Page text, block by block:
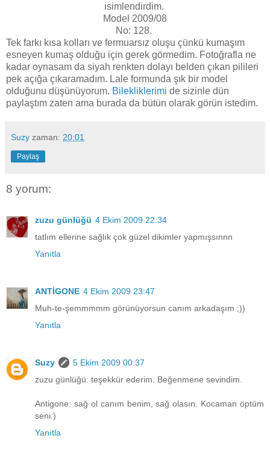
isimlendirdim.
Model 2009/08
No: 128.
Tek farkı kısa kolları ve fermuarsız oluşu çünkü kumaşım
esneyen kumaş olduğu için gerek görmedim. Fotoğrafla ne
kadar oynasam da siyah renkten dolayı belden çıkan pilileri
pek açığa çıkaramadım. Lale formunda şık bir model
olduğunu düşünüyorum. Bilekliklerimi de sizinle dün
paylaştım zaten ama burada da bütün olarak görün istedim.
Suzy zaman: 20:01
Paylaş
8 yorum:
zuzu günlüğü 4 Ekim 2009 22:34
tatlım ellerine sağlık çok güzel dikimler yapmışsınnn
Yanıtla
ANTİGONE 4 Ekim 2009 23:47
Muh-te-şemmmmm görünüyorsun canım arkadaşım ;))
Yanıtla
Suzy
5 Ekim 2009 00:37
zuzu günlüğü: teşekkür ederim. Beğenmene sevindim.
Antigone: sağ ol canım benim, sağ olasın. Kocaman öptüm
seni:)
Yanıtla